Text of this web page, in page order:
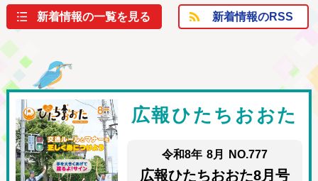
2026年8月5日
New!
第40回都々逸全国大会を開催します
2026年8月5日
R8集中曝涼（10/17-18）
2026年8月4日
New!
お盆期間中（8月8日～8月16日）の市内医療機
関診療日程をお知らせします。
2026年8月3日
新着情報の一覧を見る 新着情報のRSS
広報ひたちおおた
令和8年 8月 NO.777
広報ひたちおおた8月号